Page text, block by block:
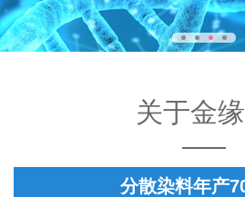
关于金
分散染料年产